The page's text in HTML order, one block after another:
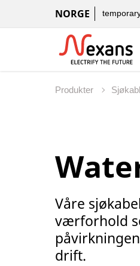
NORGE
Produkter
Våre
værforhold
drift.